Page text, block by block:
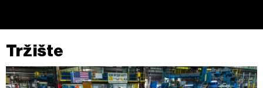
Tržište